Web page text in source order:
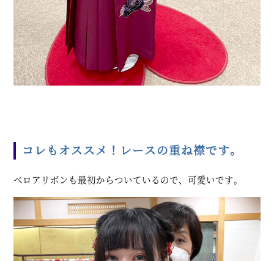
コレもオススメ！レースの重ね襟です。
ベロアリボンも最初からついているので、可愛いです。